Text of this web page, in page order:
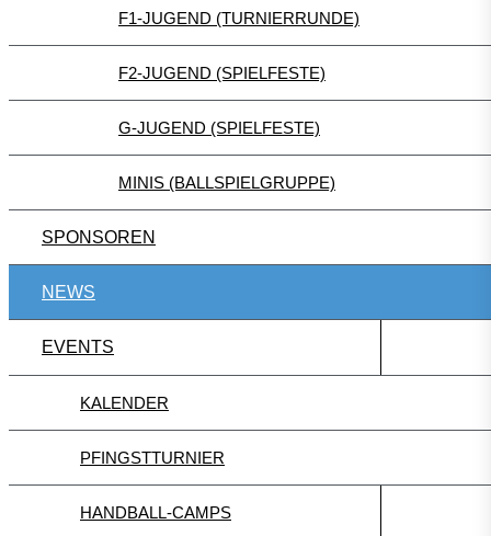
F1-JUGEND (TURNIERRUNDE)
F2-JUGEND (SPIELFESTE)
G-JUGEND (SPIELFESTE)
MINIS (BALLSPIELGRUPPE)
SPONSOREN
NEWS
EVENTS
KALENDER
PFINGSTTURNIER
HANDBALL-CAMPS